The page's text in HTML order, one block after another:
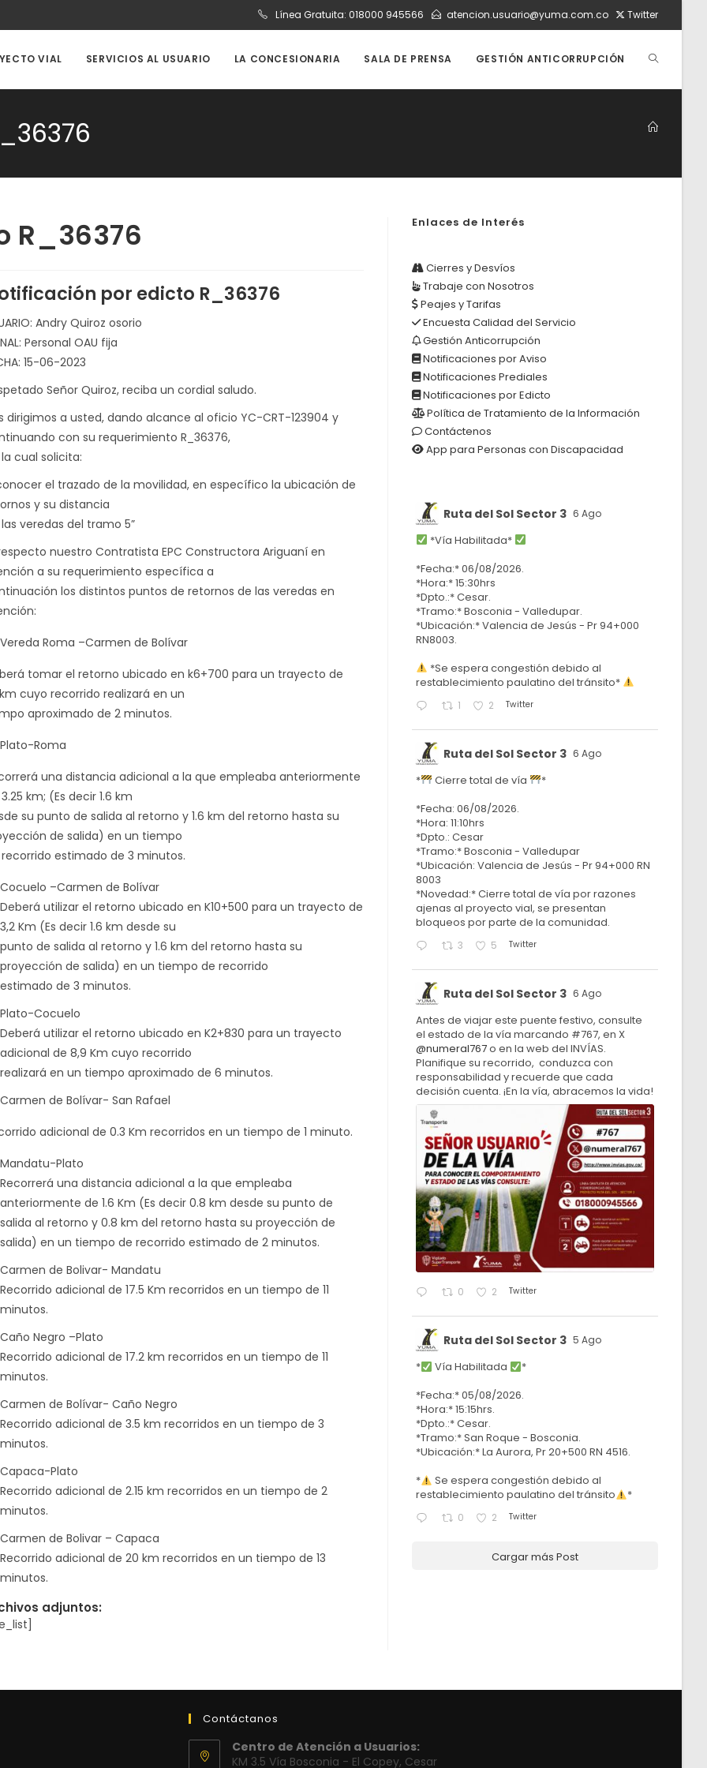
Línea Gratuita: 018000 945566 atencion.usuario@yuma.com.co Twitter
VIAL SERVICIOS AL USUARIO LA CONCESIONARIA SALA DE PRENSA GESTIÓN ANTICORRUPCIÓN ALTERNAR
BÚSQUEDA
DE
R_36376
por edicto R_36376
Andry Quiroz osorio
Personal OAU fija
15-06-2023
Señor Quiroz, reciba un cordial saludo.
dirigimos a usted, dando alcance al oficio YC-CRT-123904 y
con su requerimiento R_36376,
cual solicita:
el trazado de la movilidad, en específico la ubicación de
y su distancia
veredas del tramo 5”
nuestro Contratista EPC Constructora Ariguaní en
a su requerimiento específica a
los distintos puntos de retornos de las veredas en
Vereda Roma –Carmen de Bolívar
tomar el retorno ubicado en k6+700 para un trayecto de
cuyo recorrido realizará en un
aproximado de 2 minutos.
Plato-Roma
una distancia adicional a la que empleaba anteriormente
km; (Es decir 1.6 km
su punto de salida al retorno y 1.6 km del retorno hasta su
de salida) en un tiempo
estimado de 3 minutos.
Cocuelo –Carmen de Bolívar
Deberá utilizar el retorno ubicado en K10+500 para un trayecto de
3,2 Km (Es decir 1.6 km desde su
punto de salida al retorno y 1.6 km del retorno hasta su
proyección de salida) en un tiempo de recorrido
estimado de 3 minutos.
Plato-Cocuelo
Deberá utilizar el retorno ubicado en K2+830 para un trayecto
adicional de 8,9 Km cuyo recorrido
realizará en un tiempo aproximado de 6 minutos.
Carmen de Bolívar- San Rafael
adicional de 0.3 Km recorridos en un tiempo de 1 minuto.
Mandatu-Plato
Recorrerá una distancia adicional a la que empleaba
anteriormente de 1.6 Km (Es decir 0.8 km desde su punto de
salida al retorno y 0.8 km del retorno hasta su proyección de
salida) en un tiempo de recorrido estimado de 2 minutos.
Carmen de Bolivar- Mandatu
Recorrido adicional de 17.5 Km recorridos en un tiempo de 11
minutos.
Caño Negro –Plato
Recorrido adicional de 17.2 km recorridos en un tiempo de 11
minutos.
Carmen de Bolívar- Caño Negro
Recorrido adicional de 3.5 km recorridos en un tiempo de 3
minutos.
Capaca-Plato
Recorrido adicional de 2.15 km recorridos en un tiempo de 2
minutos.
Carmen de Bolivar – Capaca
Recorrido adicional de 20 km recorridos en un tiempo de 13
minutos.
adjuntos:
Enlaces de Interés
Cierres y Desvíos
Trabaje con Nosotros
Peajes y Tarifas
Encuesta Calidad del Servicio
Gestión Anticorrupción
Notificaciones por Aviso
Notificaciones Prediales
Notificaciones por Edicto
Política de Tratamiento de la Información
Contáctenos
App para Personas con Discapacidad
Ruta del Sol Sector 3 6 Ago
*Vía Habilitada*
*Fecha:* 06/08/2026.
*Hora:* 15:30hrs
*Dpto.:* Cesar.
*Tramo:* Bosconia - Valledupar.
*Ubicación:* Valencia de Jesús - Pr 94+000
RN8003.
*Se espera congestión debido al
restablecimiento paulatino del tránsito*
1 2 Twitter
Ruta del Sol Sector 3 6 Ago
* Cierre total de vía
*
*Fecha: 06/08/2026.
*Hora: 11:10hrs
*Dpto.: Cesar
*Tramo:* Bosconia - Valledupar
*Ubicación: Valencia de Jesús - Pr 94+000 RN
8003
*Novedad:* Cierre total de vía por razones
ajenas al proyecto vial, se presentan
bloqueos por parte de la comunidad.
3 5 Twitter
Ruta del Sol Sector 3 6 Ago
Antes de viajar este puente festivo, consulte
el estado de la vía marcando #767, en X
@numeral767o en la web del INVÍAS.
Planifique su recorrido, conduzca con
responsabilidad y recuerde que cada
decisión cuenta. ¡En la vía, abracemos la vida!
0 2 Twitter
Ruta del Sol Sector 3 5 Ago
* Vía Habilitada
*
*Fecha:* 05/08/2026.
*Hora:* 15:15hrs.
*Dpto.:* Cesar.
*Tramo:* San Roque - Bosconia.
*Ubicación:* La Aurora, Pr 20+500 RN 4516.
*
Se espera congestión debido al
restablecimiento paulatino del tránsito
*
0 2 Twitter
Cargar más Post
Contáctanos
Centro de Atención a Usuarios:
KM 3.5 Vía Bosconia - El Copey, Cesar